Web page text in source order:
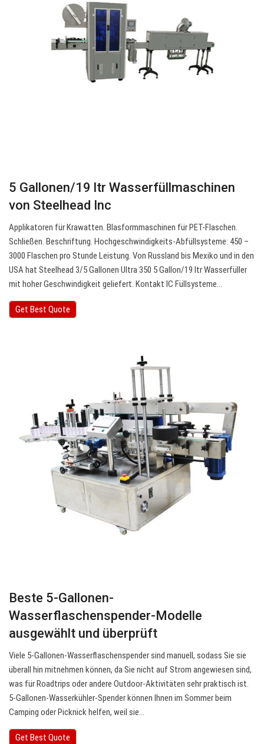
5 Gallonen/19 ltr Wasserfüllmaschinen
von Steelhead Inc
Applikatoren für Krawatten. Blasformmaschinen für PET-Flaschen.
Schließen. Beschriftung. Hochgeschwindigkeits-Abfüllsysteme: 450 –
3000 Flaschen pro Stunde Leistung. Von Russland bis Mexiko und in den
USA hat Steelhead 3/5 Gallonen Ultra 350 5 Gallon/19 ltr Wasserfüller
mit hoher Geschwindigkeit geliefert. Kontakt IC Füllsysteme…
Get Best Quote
Beste 5-Gallonen-
Wasserflaschenspender-Modelle
ausgewählt und überprüft
Viele 5-Gallonen-Wasserflaschenspender sind manuell, sodass Sie sie
überall hin mitnehmen können, da Sie nicht auf Strom angewiesen sind,
was für Roadtrips oder andere Outdoor-Aktivitäten sehr praktisch ist.
5-Gallonen-Wasserkühler-Spender können Ihnen im Sommer beim
Camping oder Picknick helfen, weil sie…
Get Best Quote